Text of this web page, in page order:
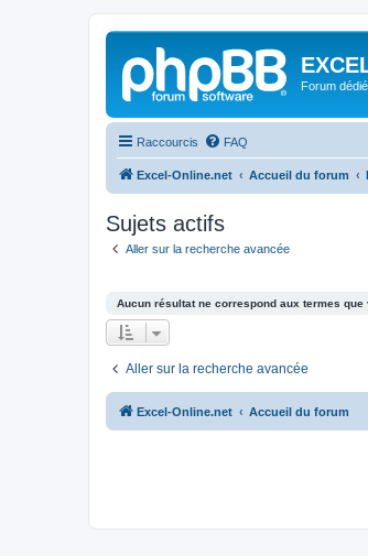
Forum
Raccourcis FAQ
Excel-Online.net Accueil du forum
Sujets actifs
Aller sur la recherche avancée
Aucun résultat ne correspond aux termes que
Aller sur la recherche avancée
Excel-Online.net Accueil du forum